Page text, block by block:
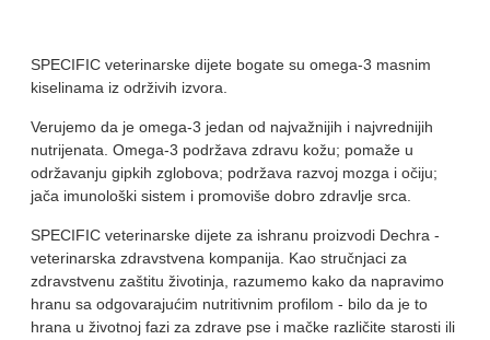
SPECIFIC veterinarske dijete bogate su omega-3 masnim
kiselinama iz održivih izvora.
Verujemo da je omega-3 jedan od najvažnijih i najvrednijih
nutrijenata. Omega-3 podržava zdravu kožu; pomaže u
održavanju gipkih zglobova; podržava razvoj mozga i očiju;
jača imunološki sistem i promoviše dobro zdravlje srca.
SPECIFIC veterinarske dijete za ishranu proizvodi Dechra -
veterinarska zdravstvena kompanija. Kao stručnjaci za
zdravstvenu zaštitu životinja, razumemo kako da napravimo
hranu sa odgovarajućim nutritivnim profilom - bilo da je to
hrana u životnoj fazi za zdrave pse i mačke različite starosti ili